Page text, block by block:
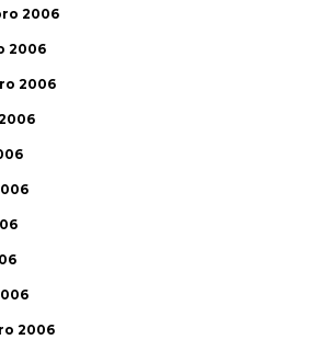
2006
2006
2006
2006